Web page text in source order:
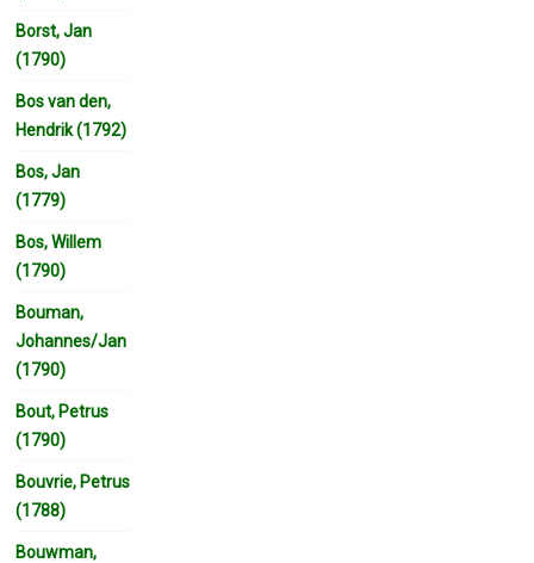
Borst, Jan
(1790)
Bos van den,
Hendrik (1792)
Bos, Jan
(1779)
Bos, Willem
(1790)
Bouman,
Johannes/Jan
(1790)
Bout, Petrus
(1790)
Bouvrie, Petrus
(1788)
Bouwman,